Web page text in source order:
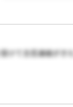
けて合否連絡がき